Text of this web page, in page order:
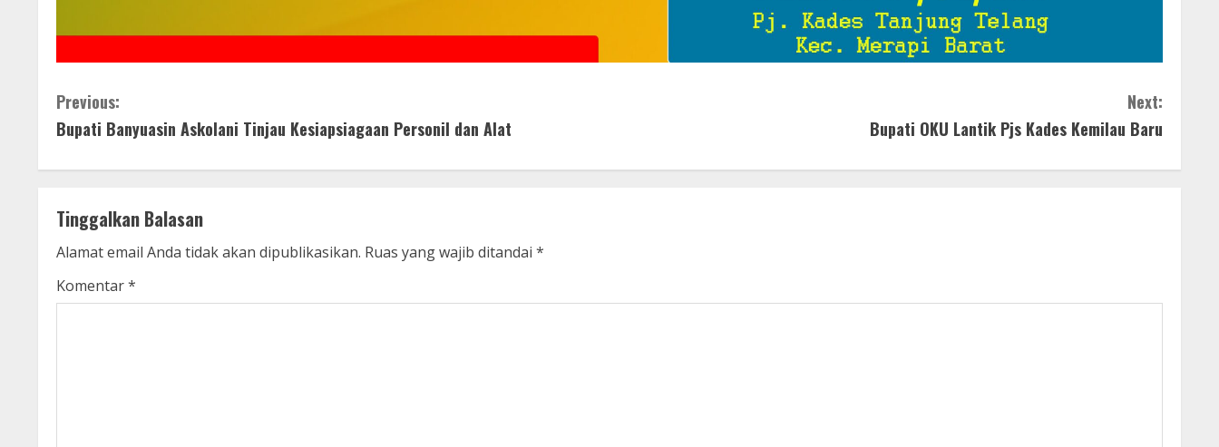
C
o
n
t
i
n
Previous:
Bupati Banyuasin Askolani Tinjau Kesiapsiagaan Personil dan Alat
Next:
Bupati OKU Lantik Pjs Kades Kemilau Baru
Tinggalkan Balasan
Alamat email Anda tidak akan dipublikasikan. Ruas yang wajib ditandai *
Komentar*